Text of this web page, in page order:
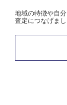
地域の特徴や自
査定につなげまし